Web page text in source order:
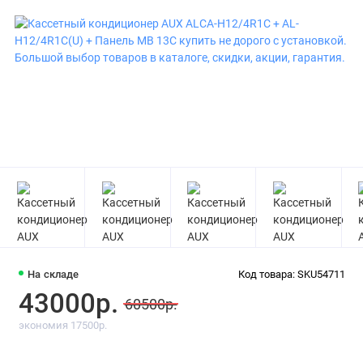
На складе Код товара: SKU54711
43000р. 60500р.
экономия 17500р.